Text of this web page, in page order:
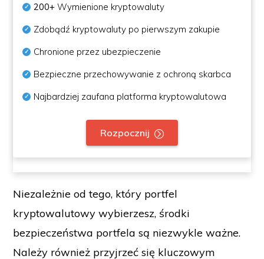
200+ Wymienione kryptowaluty
Zdobądź kryptowaluty po pierwszym zakupie
Chronione przez ubezpieczenie
Bezpieczne przechowywanie z ochroną skarbca
Najbardziej zaufana platforma kryptowalutowa
Rozpocznij
Niezależnie od tego, który portfel
kryptowalutowy wybierzesz, środki
bezpieczeństwa portfela są niezwykle ważne.
Należy również przyjrzeć się kluczowym